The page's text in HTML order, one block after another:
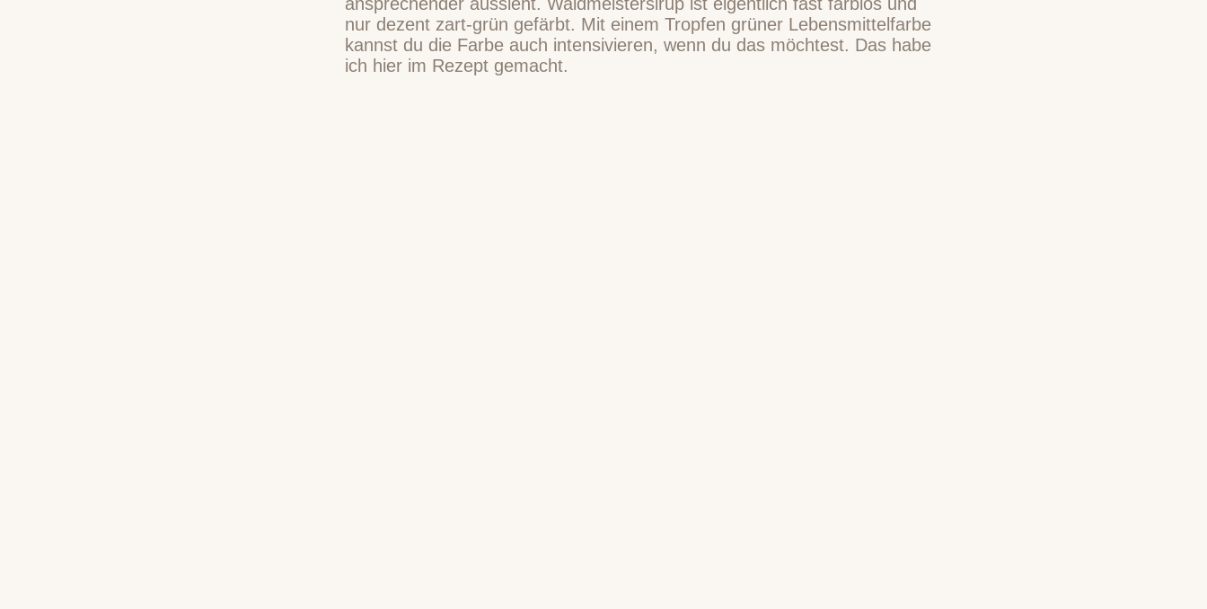
nur dezent zart-grün gefärbt. Mit einem Tropfen grüner Lebensmittelfarbe
kannst du die Farbe auch intensivieren, wenn du das möchtest. Das habe
ich hier im Rezept gemacht.